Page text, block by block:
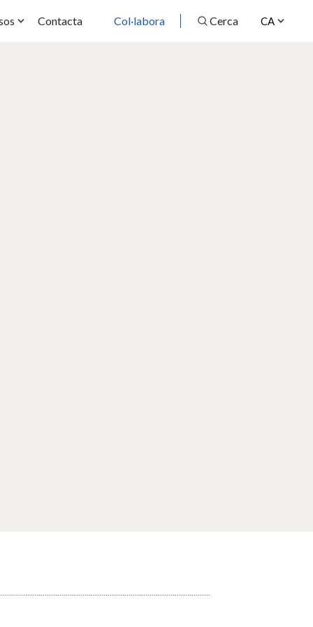
CA
Contacta Col·labora Cerca